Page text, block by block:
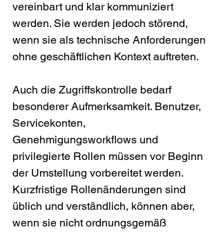
vereinbart und klar kommuniziert
werden. Sie werden jedoch störend,
wenn sie als technische Anforderungen
ohne geschäftlichen Kontext auftreten.
Auch die Zugriffskontrolle bedarf
besonderer Aufmerksamkeit. Benutzer,
Servicekonten,
Genehmigungsworkflows und
privilegierte Rollen müssen vor Beginn
der Umstellung vorbereitet werden.
Kurzfristige Rollenänderungen sind
üblich und verständlich, können aber,
wenn sie nicht ordnungsgemäß